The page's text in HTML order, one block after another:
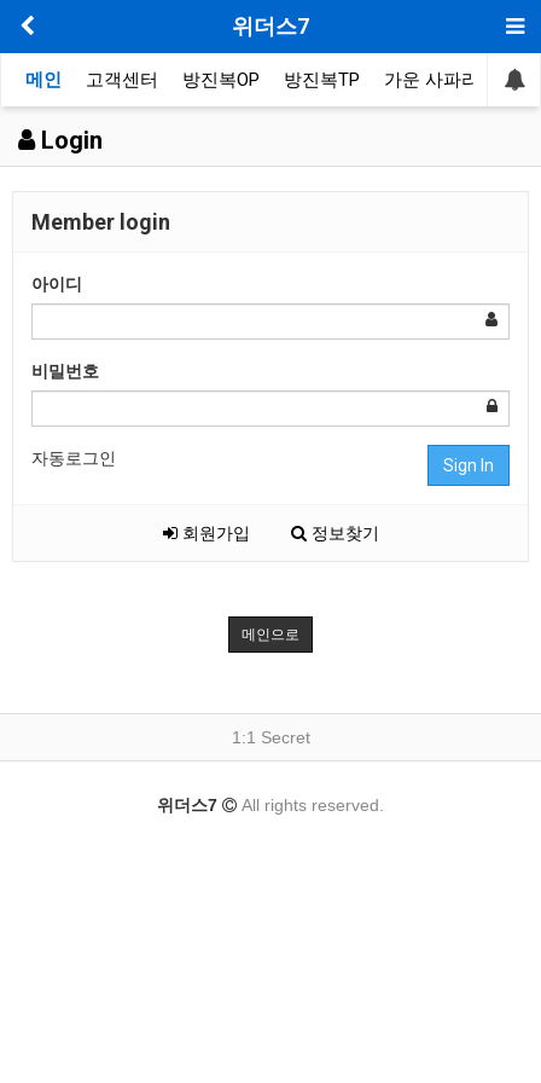
위더스7
메인 고객센터 방진복OP 방진복TP 가운 사파리 봉
Login
Member login
아이디
비밀번호
자동로그인 Sign In
회원가입 정보찾기
메인으로
1:1 Secret
위더스7 All rights reserved.